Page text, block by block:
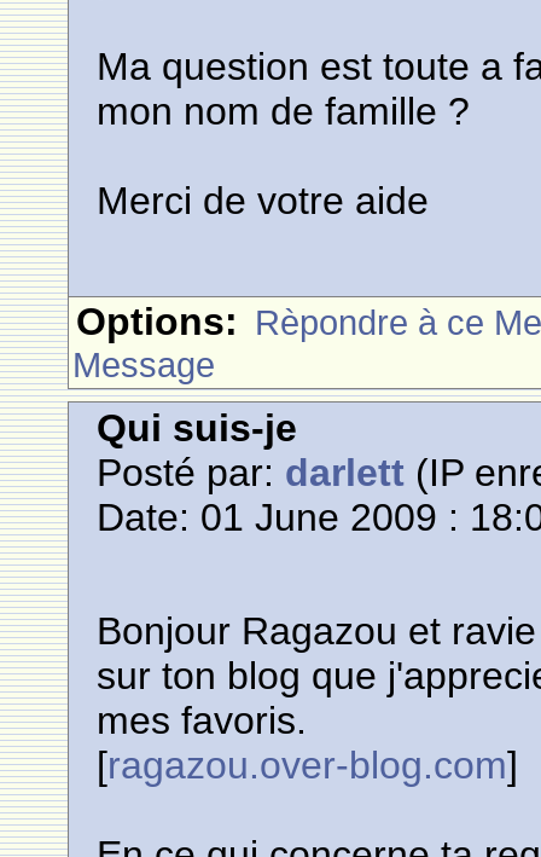
Ma question est toute a
mon nom de famille ?
Merci de votre aide
Options: Rèpondre à ce
Message
Qui suis-je
Posté par: darlett (IP
Date: 01 June 2009 :
Bonjour Ragazou et
sur ton blog que
mes favoris.
[ragazou.over-blog.com]